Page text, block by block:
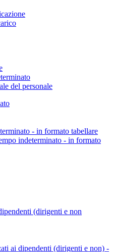
del personale
- in formato tabellare
indeterminato - in formato
(dirigenti e non
ai dipendenti (dirigenti e non) -